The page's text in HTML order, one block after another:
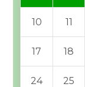
10 11
17 18
24 25